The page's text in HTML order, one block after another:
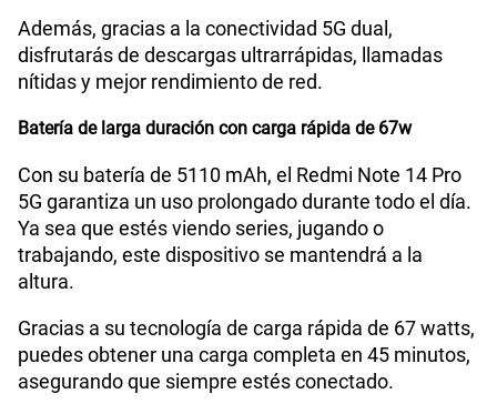
Además, gracias a la conectividad 5G dual,
disfrutarás de descargas ultrarrápidas, llamadas
nítidas y mejor rendimiento de red.
Batería de larga duración con carga rápida de 67w
Con su batería de 5110 mAh, el Redmi Note 14 Pro
5G garantiza un uso prolongado durante todo el día.
Ya sea que estés viendo series, jugando o
trabajando, este dispositivo se mantendrá a la
altura.
Gracias a su tecnología de carga rápida de 67 watts,
puedes obtener una carga completa en 45 minutos,
asegurando que siempre estés conectado.